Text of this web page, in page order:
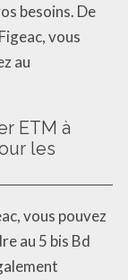
besoins. De
vous
au
ETM à
les
vous pouvez
au 5 bis Bd